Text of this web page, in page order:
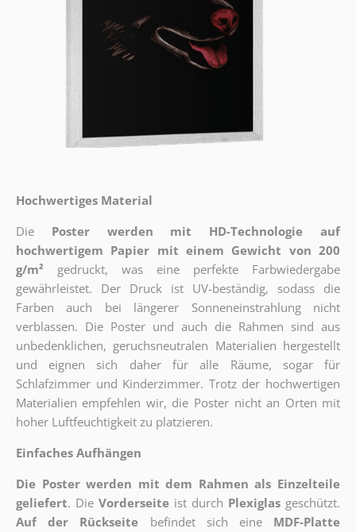
Hochwertiges Material
Die
Poster werden mit HD-Technologie auf
hochwertigem Papier mit einem Gewicht von 200
g/m²
gedruckt, was eine perfekte Farbwiedergabe
gewährleistet. Der Druck ist UV-beständig, sodass die
Farben auch bei längerer Sonneneinstrahlung nicht
verblassen. Die Poster und auch die Rahmen sind aus
unbedenklichen, geruchsneutralen Materialien hergestellt
und eignen sich daher für alle Räume, sogar für
Schlafzimmer und Kinderzimmer. Trotz der hochwertigen
Materialien empfehlen wir, die Poster nicht an Orten mit
hoher Luftfeuchtigkeit zu platzieren.
Einfaches Aufhängen
Die Poster werden mit dem Rahmen als Einzelteile
geliefert. Die Vorderseite ist durch Plexiglas geschützt.
Auf der Rückseite
befindet sich eine
MDF-Platte